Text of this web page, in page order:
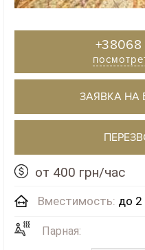
+38068
ЗАЯВКА НА
от 400 грн/час
Вместимость: до 2
Парная: